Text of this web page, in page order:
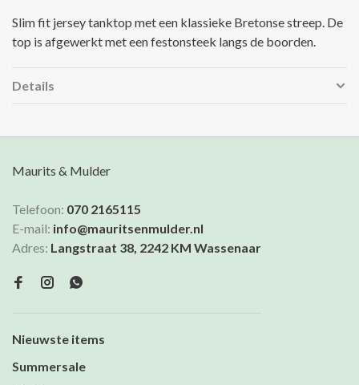
Slim fit jersey tanktop met een klassieke Bretonse streep. De
top is afgewerkt met een festonsteek langs de boorden.
Details
Maurits & Mulder
Telefoon: 070 2165115
E-mail: info@mauritsenmulder.nl
Adres: Langstraat 38, 2242 KM Wassenaar
Nieuwste items
Summersale